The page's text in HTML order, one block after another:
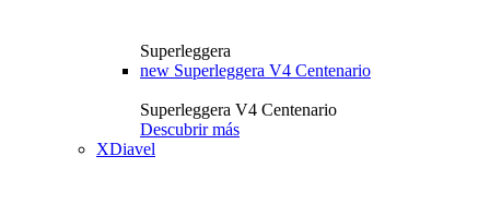
Superleggera
new Superleggera V4 Centenario
Superleggera V4 Centenario
Descubrir más
XDiavel